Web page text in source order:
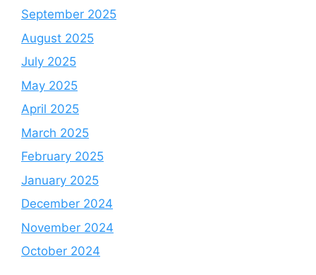
September 2025
August 2025
July 2025
May 2025
April 2025
March 2025
February 2025
January 2025
December 2024
November 2024
October 2024